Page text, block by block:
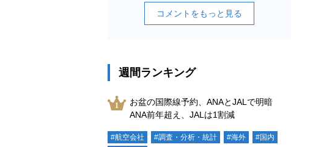
コメントをもっと見る
週間ランキング
お盆の国際線予約、ANAとJALで明暗
ANA前年超え、JALは1割減
#航空会社 #調査・分析・統計 #海外
#国内